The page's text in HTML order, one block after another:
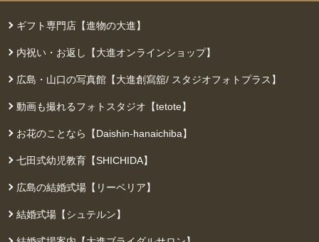
ギフト専門店【進物の大進】
内祝い・お返し【大進オンラインショップ】
広島・山口の写真館【大進創寫舘/ スタジオフォトプラス】
動画も撮れるフォトスタジオ【tetote】
お花のことなら【Daishin-hanaichiba】
七田式幼児教育【SHICHIDA】
広島の結婚式場【リーベリア】
結婚式場【シュテルン】